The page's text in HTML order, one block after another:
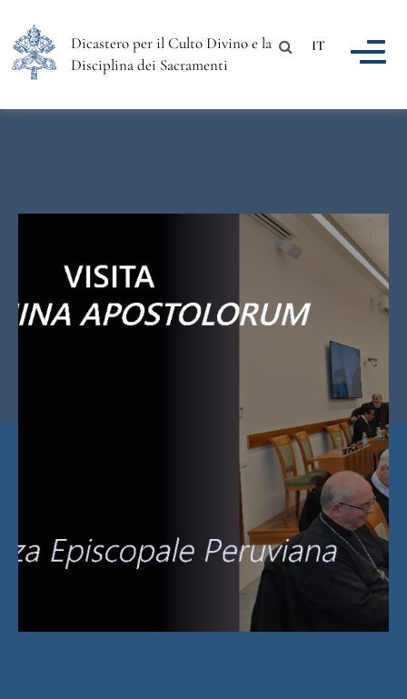
Dicastero per il Culto Divino e la
Disciplina dei Sacramenti
IT